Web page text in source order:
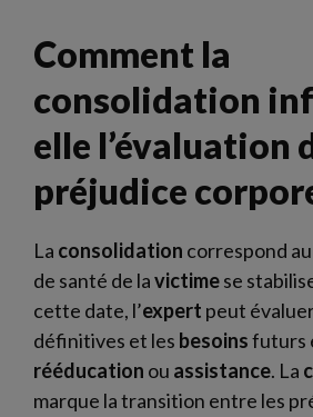
Comment la
consolidation
elle l’évaluation
préjudice
La consolidation correspond
de santé de lavictimese
cette date, l’expert peut
définitives et les besoinsfuturs
rééducation ou assistance. La
marque la transition entre les